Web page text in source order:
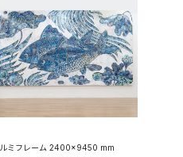
ミフレーム 2400×9450 mm